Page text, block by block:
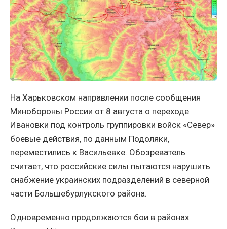
На Харьковском направлении после сообщения
Минобороны России от 8 августа о переходе
Ивановки под контроль группировки войск «Север»
боевые действия, по данным Подоляки,
переместились к Васильевке. Обозреватель
считает, что российские силы пытаются нарушить
снабжение украинских подразделений в северной
части Большебурлукского района.
Одновременно продолжаются бои в районах